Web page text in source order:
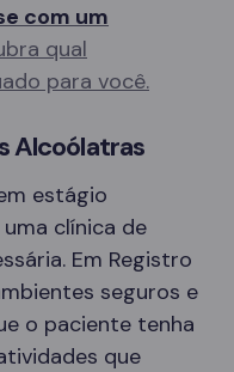
com um
qual
para você.
Alcoólatras
estágio
clínica de
Em Registro
seguros e
o paciente tenha
que